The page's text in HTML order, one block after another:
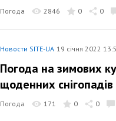
Погода 2846 0 0
Новости SITE-UA 19 січня 2022
Погода на зимових
щоденних снігопадів
Погода 171 0 0